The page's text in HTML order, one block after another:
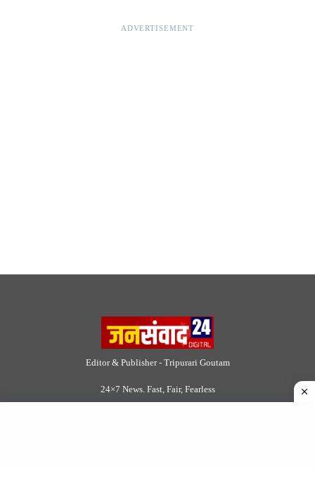
ADVERTISEMENT
Editor & Publisher - Tripurari Goutam
24×7 News. Fast, Fair, Fearless